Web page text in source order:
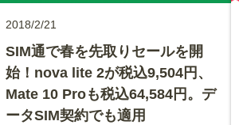
2018/2/21
SIM通で春を先取りセールを開
始！nova lite 2が税込9,504円、
Mate 10 Proも税込64,584円。デ
ータSIM契約でも適用